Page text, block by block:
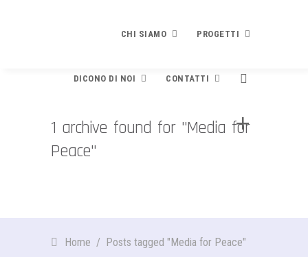
CHI SIAMO
Video
PROGETTI
SPECIALE SCUOLE
DICONO DI NOI
Dicono di noi
CONTATTI
1 archive found for "Media for
Peace"
Home / Posts tagged "Media for Peace"